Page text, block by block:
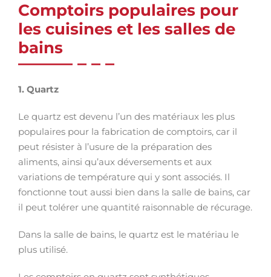
Comptoirs populaires pour
les cuisines et les salles de
bains
1. Quartz
Le quartz est devenu l’un des matériaux les plus
populaires pour la fabrication de comptoirs, car il
peut résister à l’usure de la préparation des
aliments, ainsi qu’aux déversements et aux
variations de température qui y sont associés. Il
fonctionne tout aussi bien dans la salle de bains, car
il peut tolérer une quantité raisonnable de récurage.
Dans la salle de bains, le quartz est le matériau le
plus utilisé.